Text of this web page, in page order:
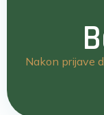
Nakon prijave